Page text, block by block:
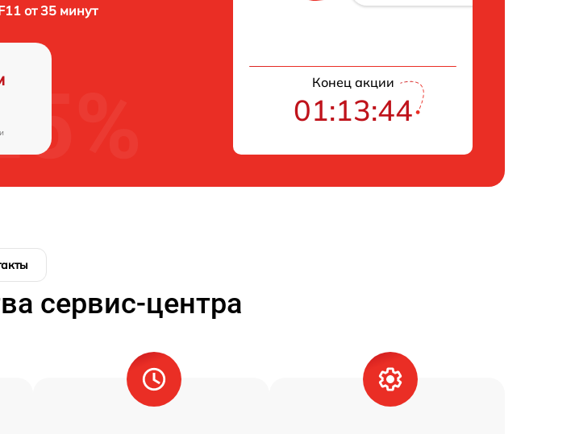
от 35 минут
Конец акции
01:13:43
сервис-центра